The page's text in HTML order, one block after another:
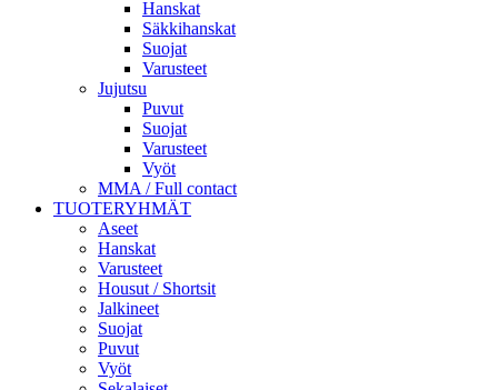
Hanskat
Säkkihanskat
Suojat
Varusteet
Jujutsu
Puvut
Suojat
Varusteet
Vyöt
MMA / Full contact
TUOTERYHMÄT
Aseet
Hanskat
Varusteet
Housut / Shortsit
Jalkineet
Suojat
Puvut
Vyöt